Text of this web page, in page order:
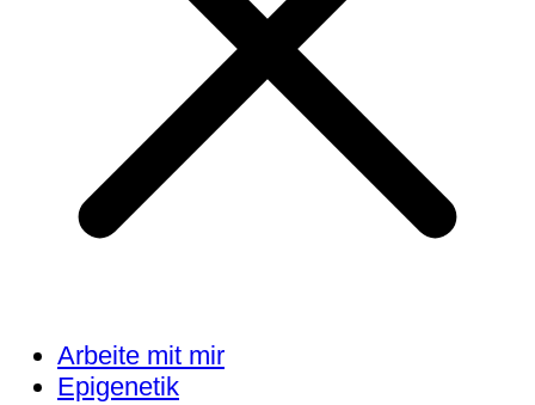
Arbeite mit mir
Epigenetik